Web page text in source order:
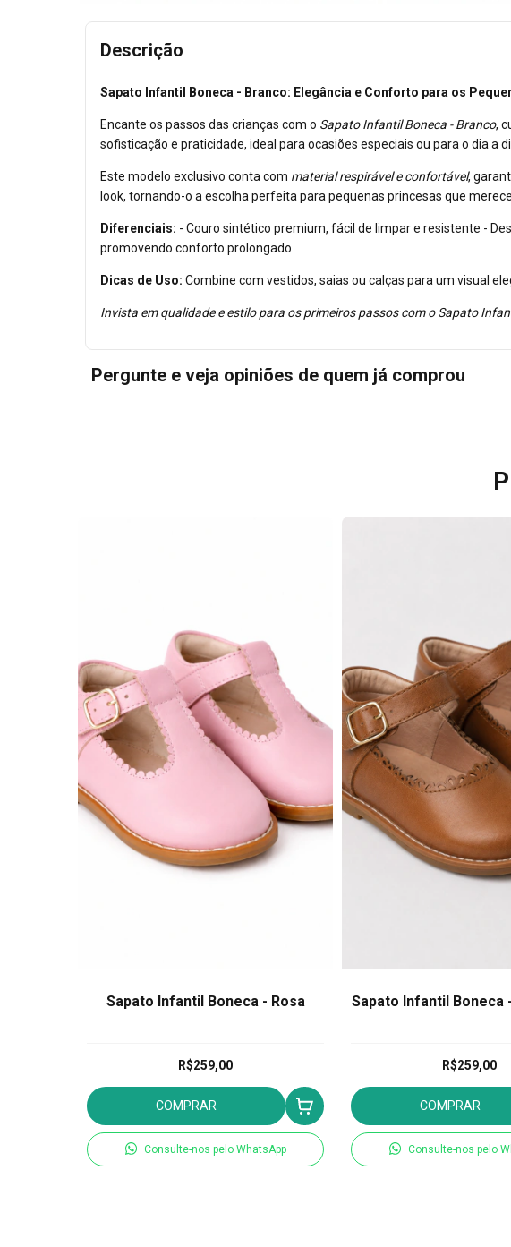
Descrição
Sapato Infantil Boneca - Branco: Elegância e Conforto para os
Encante os passos das crianças com o Sapato Infantil Boneca - Branco,
sofisticação e praticidade, ideal para ocasiões especiais ou para o dia a
Este modelo exclusivo conta com material respirável e confortável,
look, tornando-o a escolha perfeita para pequenas princesas que
Diferenciais: - Couro sintético premium, fácil de limpar e resistente -
promovendo conforto prolongado
Dicas de Uso: Combine com vestidos, saias ou calças para um visual
Invista em qualidade e estilo para os primeiros passos com o Sapato
Pergunte e veja opiniões de quem já comprou
Sapato Infantil Boneca - Rosa
R$259,00
COMPRAR
Consulte-nos pelo WhatsApp
Sapato Infantil Boneca
R$259,00
COMPRAR
Consulte-nos pelo